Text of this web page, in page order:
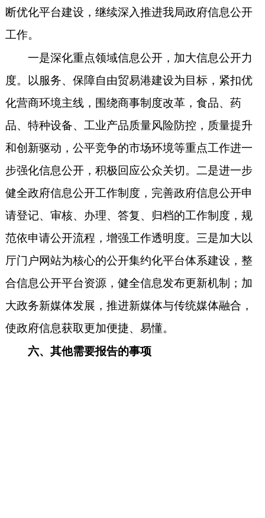
断优化平台建设，继续深入推进我局政府信息公开
工作。
一是深化重点领域信息公开，加大信息公开力
度。以服务、保障自由贸易港建设为目标，紧扣优
化营商环境主线，围绕商事制度改革，食品、药
品、特种设备、工业产品质量风险防控，质量提升
和创新驱动，公平竞争的市场环境等重点工作进一
步强化信息公开，积极回应公众关切。 二是进一步
健全政府信息公开工作制度， 完善政府信息公开申
请登记、审核、办理、答复、归档的工作制度，规
范依申请公开流程， 增强工作透明度。 三是加大以
厅门户网站为核心的公开集约化平台体系建设，整
合信息公开平台资源，健全信息发布更新机制；加
大政务新媒体发展，推进新媒体与传统媒体融合，
使政府信息获取更加便捷、易懂。
六、其他需要报告的事项